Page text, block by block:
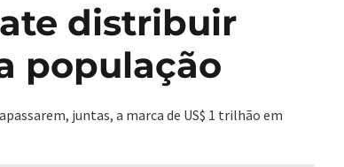
distribuir
população
juntas, a marca de US$ 1 trilhão em